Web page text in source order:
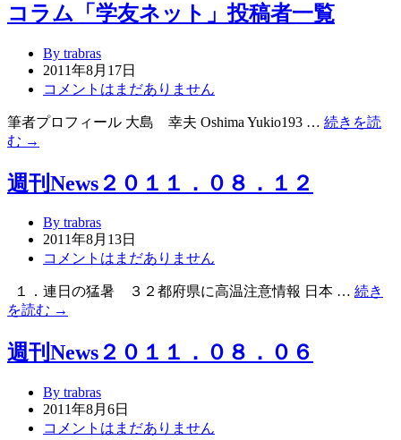
コラム「学友ネット」投稿者一覧
By trabras
2011年8月17日
コメントはまだありません
筆者プロフィール 大島 幸夫 Oshima Yukio193 … 続きを読
む →
週刊News２０１１．０８．１２
By trabras
2011年8月13日
コメントはまだありません
１．連日の猛暑 ３２都府県に高温注意情報 日本 … 続き
を読む →
週刊News２０１１．０８．０６
By trabras
2011年8月6日
コメントはまだありません